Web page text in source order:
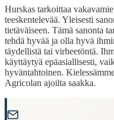
Learning Finnish
Finding quotes for
Cultural Context
Language:Finnish (suomi)
Origin:Finland
Period:
Hurskas tarkoittaa
teeskentelevää. Yleisesti
tietäväiseen. Tämä sanonta
tehdä hyvää ja olla hyvä
täydellistä tai virheetöntä.
käyttäytyä epäasiallisesti,
hyväntahtoinen.
Agricolan ajoilta saakka.